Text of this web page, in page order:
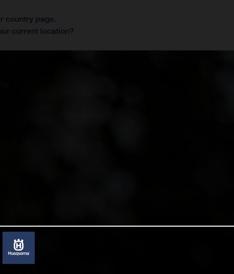
country page.
current location?